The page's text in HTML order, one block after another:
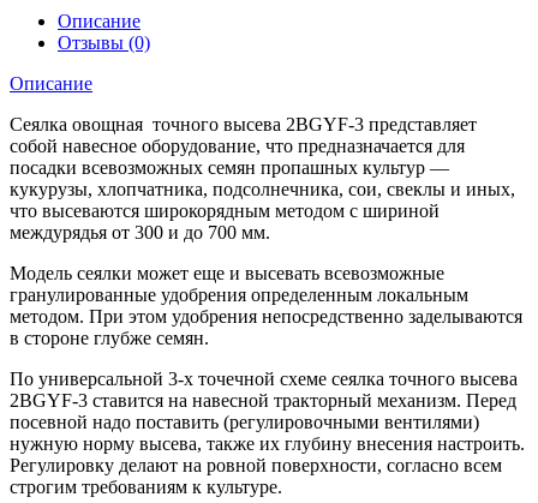
(
3-
рядная
для
минитрактора
Описание
Отзывы (0)
Описание
Сеялка овощная точного высева 2BGYF-3 представляет
собой навесное оборудование, что предназначается для
посадки всевозможных семян пропашных культур —
кукурузы, хлопчатника, подсолнечника, сои, свеклы и иных,
что высеваются широкорядным методом с шириной
междурядья от 300 и до 700 мм.
Модель сеялки может еще и высевать всевозможные
гранулированные удобрения определенным локальным
методом. При этом удобрения непосредственно заделываются
в стороне глубже семян.
По универсальной 3-х точечной схеме сеялка точного высева
2BGYF-3 ставится на навесной тракторный механизм. Перед
посевной надо поставить (регулировочными вентилями)
нужную норму высева, также их глубину внесения настроить.
Регулировку делают на ровной поверхности, согласно всем
строгим требованиям к культуре.